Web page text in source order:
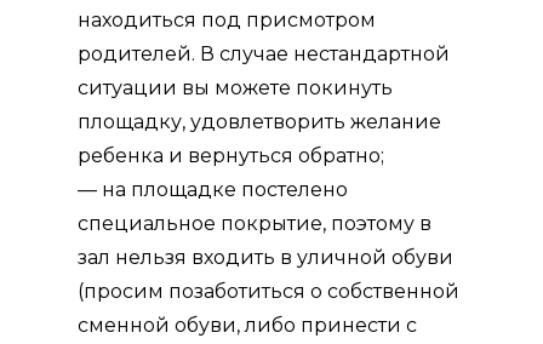
находиться под присмотром
родителей. В случае нестандартной
ситуации вы можете покинуть
площадку, удовлетворить желание
ребенка и вернуться обратно;
— на площадке постелено
специальное покрытие, поэтому в
зал нельзя входить в уличной обуви
(просим позаботиться о собственной
сменной обуви, либо принести с